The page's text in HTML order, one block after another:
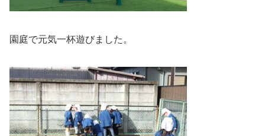
園庭で元気一杯遊びました。